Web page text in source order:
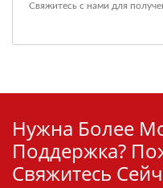
Свяжитесь с нами для
Нужна Более
Поддержка?
Свяжитесь